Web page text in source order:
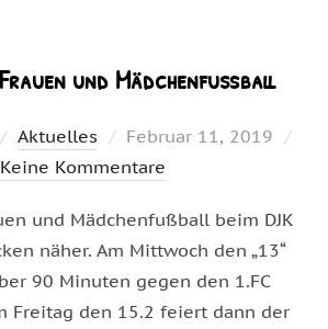
und Mädchenfußball
Aktuelles
Veröffentlicht
am
Februar 11, 2019
Keine Kommentare
und Mädchenfußball beim DJK
näher. Am Mittwoch den „13“
90 Minuten gegen den 1.FC
Freitag den 15.2 feiert dann der